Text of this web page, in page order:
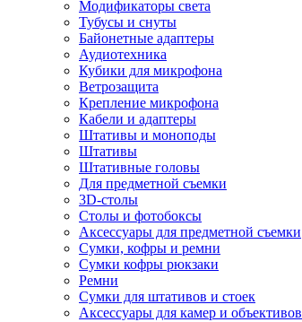
Модификаторы света
Тубусы и снуты
Байонетные адаптеры
Аудиотехника
Кубики для микрофона
Ветрозащита
Крепление микрофона
Кабели и адаптеры
Штативы и моноподы
Штативы
Штативные головы
Для предметной съемки
3D-столы
Столы и фотобоксы
Аксессуары для предметной съемки
Сумки, кофры и ремни
Сумки кофры рюкзаки
Ремни
Сумки для штативов и стоек
Аксессуары для камер и объективов